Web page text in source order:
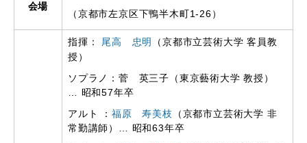
会場
（京都市左京区下鴨半木町1-26）
指揮： 尾高 忠明
（京都市立芸術大学 客員教
授）
ソプラノ：菅 英三子（東京藝術大学 教授）
… 昭和57年卒
アルト ： 福原 寿美枝
（京都市立芸術大学 非
常勤講師）… 昭和63年卒